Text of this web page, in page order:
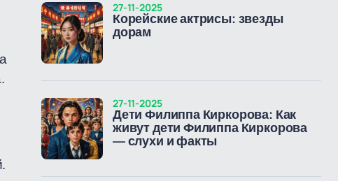
Корейские актрисы: звезды
дорам
27-11-2025
Дети Филиппа Киркорова: Как
живут дети Филиппа Киркорова
— слухи и факты
27-11-2025